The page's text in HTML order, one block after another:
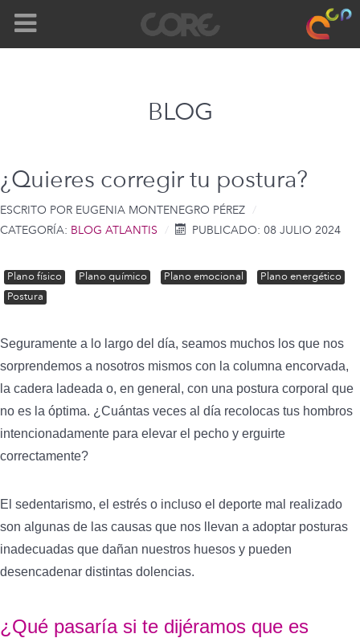
BLOG
¿Quieres corregir tu postura?
ESCRITO POR EUGENIA MONTENEGRO PÉREZ
CATEGORÍA: BLOG ATLANTIS PUBLICADO: 08 JULIO 2024
Plano físico Plano químico Plano emocional
Plano energético
Postura
Seguramente a lo largo del día, seamos muchos los que nos
sorprendemos a nosotros mismos con la columna encorvada,
la cadera ladeada o, en general, con una postura corporal que
no es la óptima. ¿Cuántas veces al día recolocas tus hombros
intencionadamente para elevar el pecho y erguirte
correctamente?
El sedentarismo, el estrés o incluso el deporte mal realizado
son algunas de las causas que nos llevan a adoptar posturas
inadecuadas que dañan nuestros huesos y pueden
desencadenar distintas dolencias.
¿Qué pasaría si te dijéramos que es